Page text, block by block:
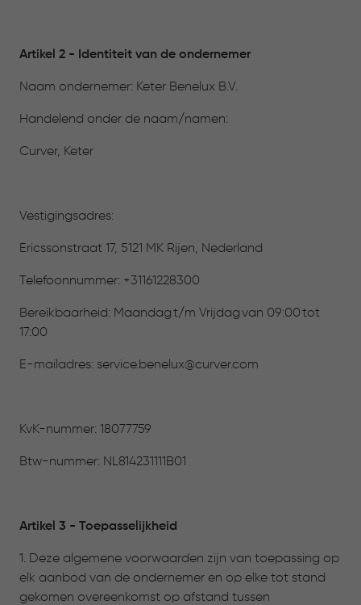
Artikel 2 - Identiteit van de ondernemer
Naam ondernemer: Keter Benelux B.V.
Handelend onder de naam/namen:
Curver, Keter
Vestigingsadres:
Ericssonstraat 17, 5121 MK Rijen, Nederland
Telefoonnummer: +31161228300
Bereikbaarheid: Maandag t/m Vrijdag van 09:00 tot
17:00
E-mailadres: service.benelux@curver.com
KvK-nummer: 18077759
Btw-nummer: NL814231111B01
Artikel 3 - Toepasselijkheid
1. Deze algemene voorwaarden zijn van toepassing op
elk aanbod van de ondernemer en op elke tot stand
gekomen overeenkomst op afstand tussen